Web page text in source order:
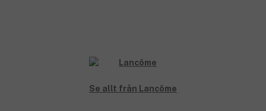
Se allt från Lancôme